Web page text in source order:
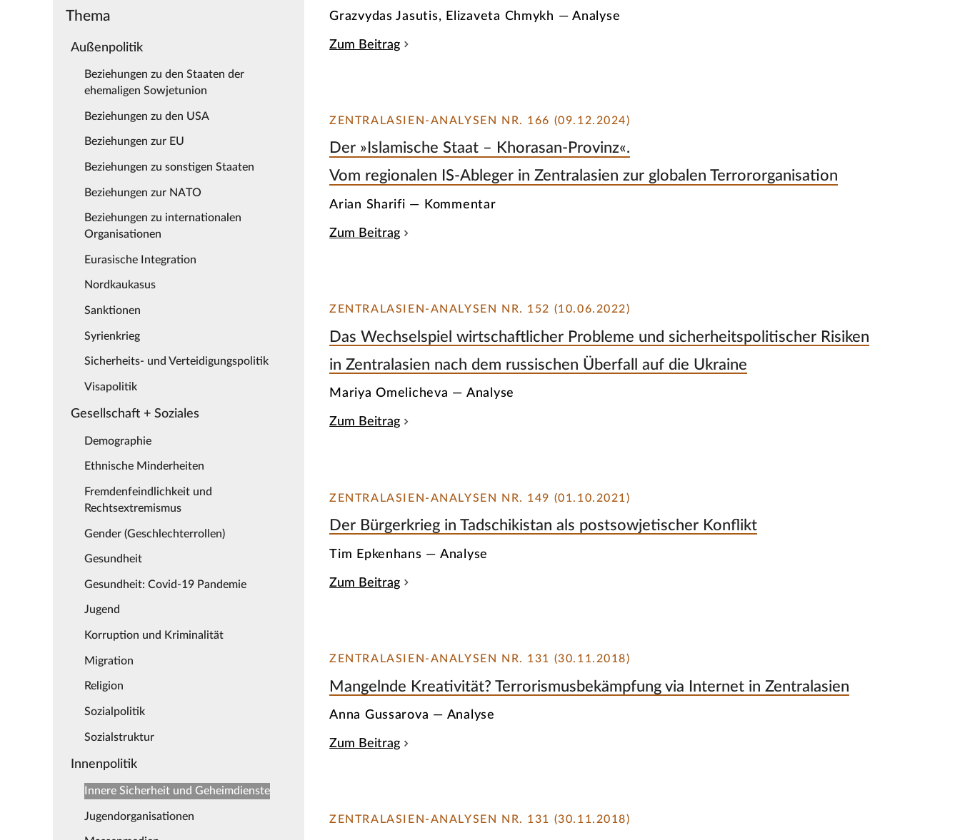
Thema
Außenpolitik
Beziehungen zu den Staaten der
ehemaligen Sowjetunion
Beziehungen zu den USA
Beziehungen zur EU
Beziehungen zu sonstigen Staaten
Beziehungen zur NATO
Beziehungen zu internationalen
Organisationen
Eurasische Integration
Nordkaukasus
Sanktionen
Syrienkrieg
Sicherheits- und Verteidigungspolitik
Visapolitik
Gesellschaft + Soziales
Demographie
Ethnische Minderheiten
Fremdenfeindlichkeit und
Rechtsextremismus
Gender (Geschlechterrollen)
Gesundheit
Gesundheit: Covid-19 Pandemie
Jugend
Korruption und Kriminalität
Migration
Religion
Sozialpolitik
Sozialstruktur
Innenpolitik
Innere Sicherheit und Geheimdienste
Jugendorganisationen
Grazvydas Jasutis, Elizaveta Chmykh — Analyse
Zum Beitrag
ZENTRALASIEN-ANALYSEN NR. 166 (09.12.2024)
Der »Islamische Staat – Khorasan-Provinz«.
Vom regionalen IS-Ableger in Zentralasien zur globalen Terrororganisation
Arian Sharifi — Kommentar
Zum Beitrag
ZENTRALASIEN-ANALYSEN NR. 152 (10.06.2022)
Das Wechselspiel wirtschaftlicher Probleme und sicherheitspolitischer Risiken
in Zentralasien nach dem russischen Überfall auf die Ukraine
Mariya Omelicheva — Analyse
Zum Beitrag
ZENTRALASIEN-ANALYSEN NR. 149 (01.10.2021)
Der Bürgerkrieg in Tadschikistan als postsowjetischer Konflikt
Tim Epkenhans — Analyse
Zum Beitrag
ZENTRALASIEN-ANALYSEN NR. 131 (30.11.2018)
Mangelnde Kreativität? Terrorismusbekämpfung via Internet in Zentralasien
Anna Gussarova — Analyse
Zum Beitrag
ZENTRALASIEN-ANALYSEN NR. 131 (30.11.2018)